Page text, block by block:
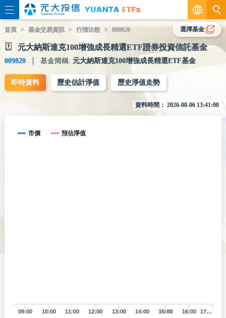
繁
EN
首頁 基金交易資訊 行情比較 009820
元大納斯達克100增強成長精選ETF證券投資信託基金
009820 基金簡稱: 元大納斯達克100增強成長精選ETF基金
選擇基金
即時資料 歷史估計淨值 歷史淨值走勢
資料時間：2026-08-06 13:41:00
市價 預估淨值
09:00 10:00 11:00 12:00 13:00 14:00 15:00 16:00 17…